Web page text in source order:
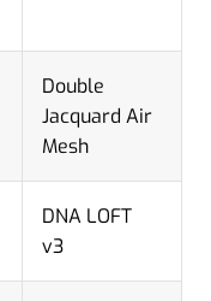
Double
Jacquard Air
Mesh
DNA LOFT
v3